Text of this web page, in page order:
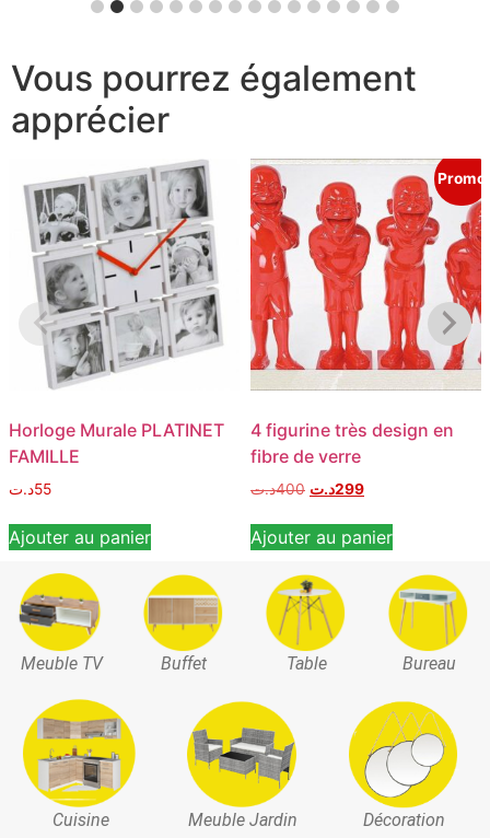
Vous pourrez également
apprécier
Horloge Murale PLATINET
FAMILLE
55د.ت
Ajouter au panier
Promo
4 figurine très design en
fibre de verre
400د.ت 299د.ت
Ajouter au panier
Meuble TV Buffet Table Bureau
Cuisine Meuble Jardin Décoration